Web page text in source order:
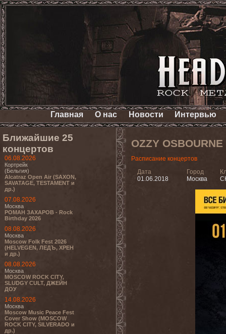
Главная О нас Новости Интервью
Ближайшие 25
концертов
06.08.2026
Кортрейк
(Бельгия)
Alcatraz Open Air (SAXON,
SAVATAGE, TESTAMENT и
др.)
07.08.2026
Москва
РОМАН ЗАХАРОВ - Rock
Birthday 2026
08.08.2026
Москва
Moscow Folk Fest 2026
(HELVEGEN, ЛЕДЪ, ХРЕН
и др.)
08.08.2026
Москва
MOSCOW ROCK CITY,
SLUDGY CULT, ДЖЕЙН
ДОУ
14.08.2026
Москва
Moscow Music Peace Fest
Cover Show (MOSCOW
ROCK CITY, SILVERADO и
др.)
OZZY OSBOURNE
Расписание концертов
Дата
01.06.2018
Город
Москва